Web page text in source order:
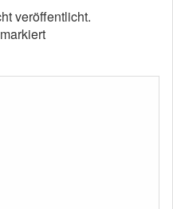
veröffentlicht.
markiert